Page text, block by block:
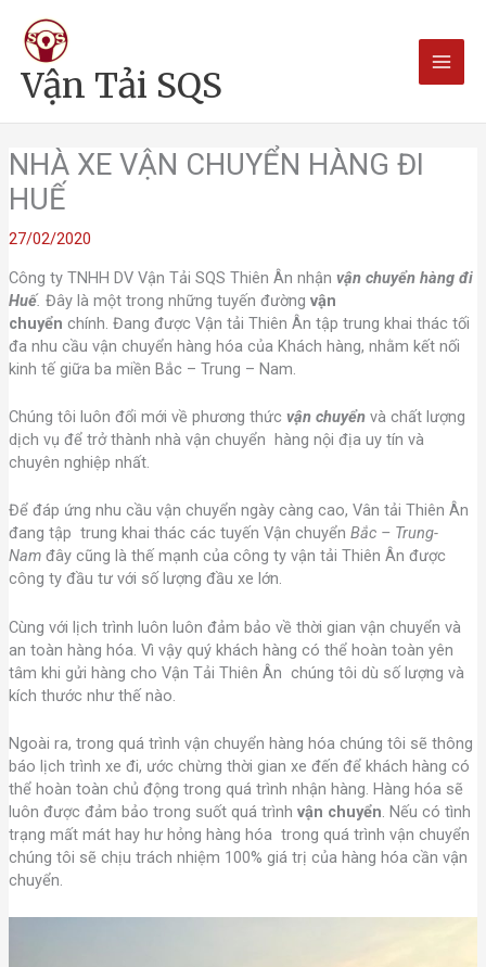
dungVận Tải SQS
NHÀ XE VẬN CHUYỂN HÀNG ĐI
HUẾ
27/02/2020
Công ty TNHH DV Vận Tải SQS Thiên Ân nhận vận chuyển hàng đi
Huế. Đây là một trong những tuyến đường vận
chuyển chính. Đang được Vận tải Thiên Ân tập trung khai thác tối
đa nhu cầu vận chuyển hàng hóa của Khách hàng, nhằm kết nối
kinh tế giữa ba miền Bắc – Trung – Nam.
Chúng tôi luôn đổi mới về phương thức vận chuyểnvà chất lượng
dịch vụ để trở thành nhà vận chuyển hàng nội địa uy tín và
chuyên nghiệp nhất.
Để đáp ứng nhu cầu vận chuyển ngày càng cao, Vân tải Thiên Ân
đang tập trung khai thác các tuyến Vận chuyển Bắc – Trung-
Namđây cũng là thế mạnh của công ty vận tải Thiên Ân được
công ty đầu tư với số lượng đầu xe lớn.
Cùng với lịch trình luôn luôn đảm bảo về thời gian vận chuyển và
an toàn hàng hóa. Vì vậy quý khách hàng có thể hoàn toàn yên
tâm khi gửi hàng cho Vận Tải Thiên Ân chúng tôi dù số lượng và
kích thước như thế nào.
Ngoài ra, trong quá trình vận chuyển hàng hóa chúng tôi sẽ thông
báo lịch trình xe đi, ước chừng thời gian xe đến để khách hàng có
thể hoàn toàn chủ động trong quá trình nhận hàng. Hàng hóa sẽ
luôn được đảm bảo trong suốt quá trình vận chuyển. Nếu có tình
trạng mất mát hay hư hỏng hàng hóa trong quá trình vận chuyển
chúng tôi sẽ chịu trách nhiệm 100% giá trị của hàng hóa cần vận
chuyển.